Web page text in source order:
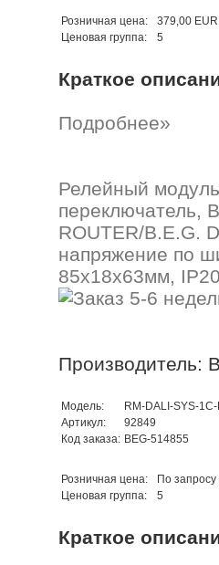
Розничная цена:
379,00 EUR
Ценовая группа:
5
Краткое
Подробнее»
Релейный
переключатель,
ROUTER/B.E.G.
напряжение по
85x18x63мм,
Производитель:
Модель:
RM-DALI-SYS-
Артикул:
92849
Код заказа: BEG-514855
Розничная цена:
По запросу
Ценовая группа:
5
Краткое